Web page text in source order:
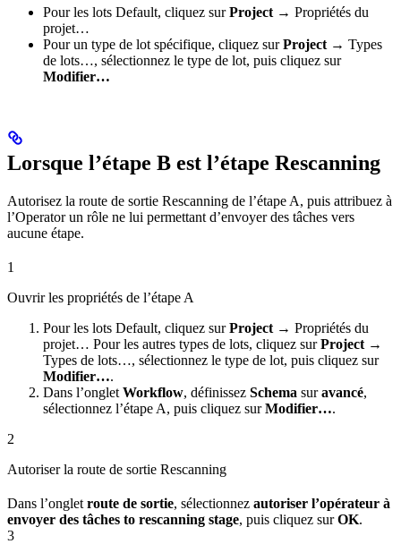
Pour les lots Default, cliquez surProject → Propriétés du
projet…
Pour un type de lot spécifique, cliquez surProject → Types
de lots…, sélectionnez le type de lot, puis cliquez sur
Modifier…
Lorsque l’étape B est l’étape Rescanning
Autorisez la route de sortie Rescanning de l’étape A, puis attribuez à
l’Operator un rôle ne lui permettant d’envoyer des tâches vers
aucune étape.
1
Ouvrir les propriétés de l’étape A
Pour les lots Default, cliquez surProject → Propriétés du
projet… Pour les autres types de lots, cliquez surProject →
Types de lots…, sélectionnez le type de lot, puis cliquez sur
Modifier….
Dans l’onglet Workflow, définissez Schema suravancé,
sélectionnez l’étape A, puis cliquez surModifier….
2
Autoriser la route de sortie Rescanning
Dans l’onglet route de sortie, sélectionnez autoriser l’opérateur à
envoyer des tâches to rescanning stage, puis cliquez surOK.
3